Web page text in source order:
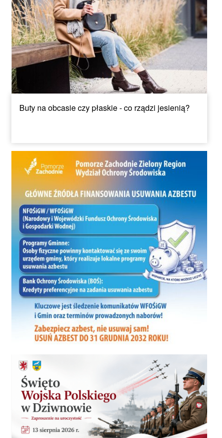
Buty na obcasie czy płaskie - co rządzi jesienią?